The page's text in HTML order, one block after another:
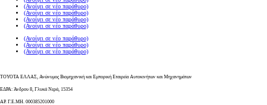
(Ανοίγει σε νέο παράθυρο)
(Ανοίγει σε νέο παράθυρο)
(Ανοίγει σε νέο παράθυρο)
(Ανοίγει σε νέο παράθυρο)
(Ανοίγει σε νέο παράθυρο)
(Ανοίγει σε νέο παράθυρο)
(Ανοίγει σε νέο παράθυρο)
ΤΟΥΟΤΑ ΕΛΛΑΣ, Ανώνυμος Βιομηχανική και Εμπορική Εταιρεία Αυτοκινήτων και Μηχανημάτων
ΕΔΡΑ: Άνδρου 8, Γλυκά Νερά, 15354
ΑΡ. Γ.Ε.ΜΗ. 000385201000